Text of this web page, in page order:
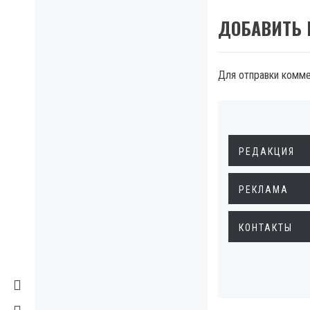
ДОБАВИТЬ
Для отправки
РЕДАКЦИЯ
РЕКЛАМА
КОНТАКТЫ